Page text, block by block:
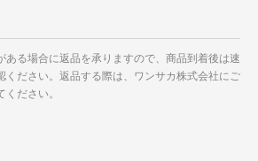
ある場合に返品を承りますので、商品到着後は速
ください。返品する際は、ワンサカ株式会社にご
ださい。